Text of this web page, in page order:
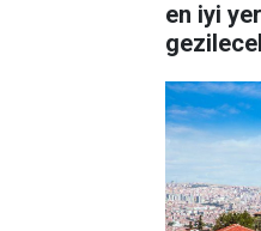
en iyi